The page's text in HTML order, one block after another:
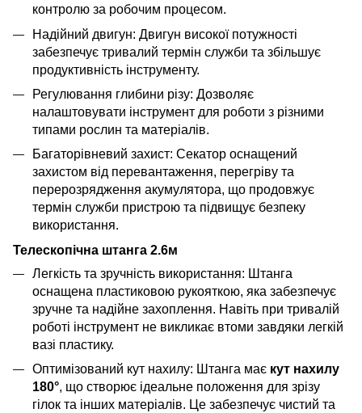
контролю за робочим процесом.
Надійний двигун: Двигун високої потужності
забезпечує тривалий термін служби та збільшує
продуктивність інструменту.
Регулювання глибини різу: Дозволяє
налаштовувати інструмент для роботи з різними
типами рослин та матеріалів.
Багаторівневий захист: Секатор оснащений
захистом від перевантаження, перегріву та
перерозрядження акумулятора, що продовжує
термін служби пристрою та підвищує безпеку
використання.
Телескопічна штанга 2.6м
Легкість та зручність використання: Штанга
оснащена пластиковою рукояткою, яка забезпечує
зручне та надійне захоплення. Навіть при тривалій
роботі інструмент не викликає втоми завдяки легкій
вазі пластику.
Оптимізований кут нахилу: Штанга має кут нахилу
180°, що створює ідеальне положення для зрізу
гілок та інших матеріалів. Це забезпечує чистий та